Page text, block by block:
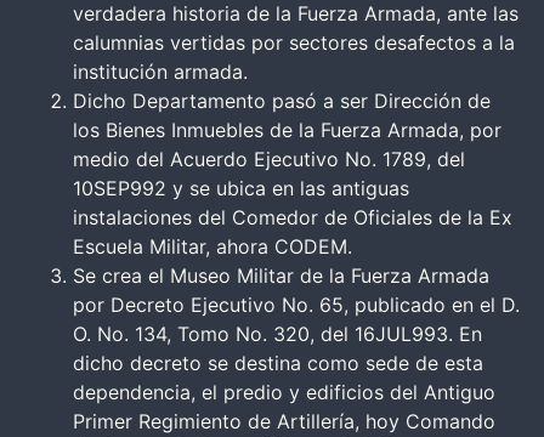
verdadera historia de la Fuerza Armada, ante las
calumnias vertidas por sectores desafectos a la
institución armada.
Dicho Departamento pasó a ser Dirección de
los Bienes Inmuebles de la Fuerza Armada, por
medio del Acuerdo Ejecutivo No. 1789, del
10SEP992 y se ubica en las antiguas
instalaciones del Comedor de Oficiales de la Ex
Escuela Militar, ahora CODEM.
Se crea el Museo Militar de la Fuerza Armada
por Decreto Ejecutivo No. 65, publicado en el D.
O. No. 134, Tomo No. 320, del 16JUL993. En
dicho decreto se destina como sede de esta
dependencia, el predio y edificios del Antiguo
Primer Regimiento de Artillería, hoy Comando